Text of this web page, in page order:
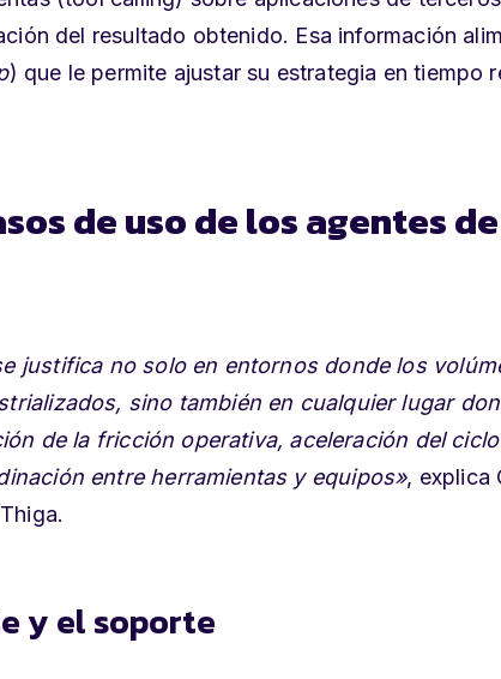
del resultado obtenido. Esa información
) que le permite ajustar su estrategia en tiempo
de uso de los agentes
justifica no solo en entornos donde los
sino también en cualquier lugar
de la fricción operativa, aceleración del
entre herramientas y equipos», explica
y el soporte